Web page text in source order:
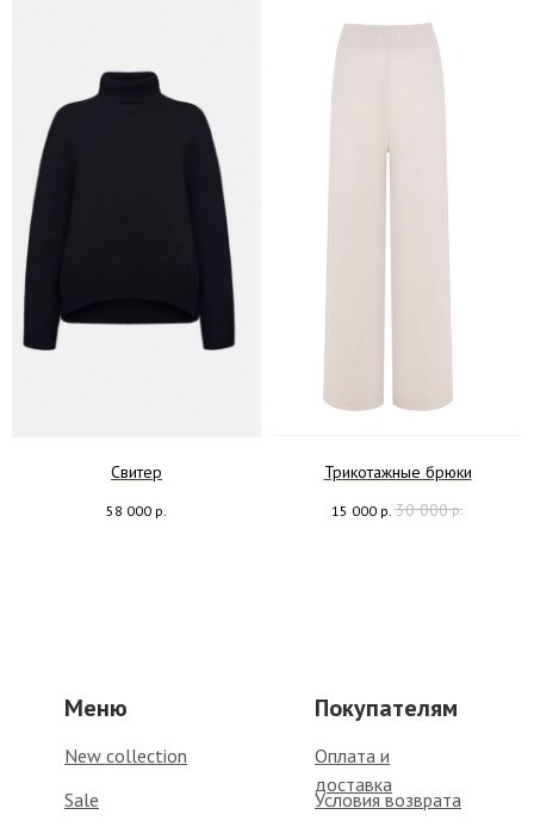
Свитер
58 000 р.
Трикотажные брюки
15 000 р. 30 000 р.
Меню
New collection
Sale
Покупателям
Оплата и
доставка
Условия возврата